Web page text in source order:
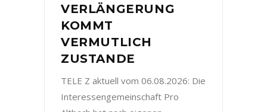
VERLÄNGERUNG
KOMMT
VERMUTLICH
ZUSTANDE
TELE Z aktuell vom 06.08.2026: Die
Interessengemeinschaft Pro